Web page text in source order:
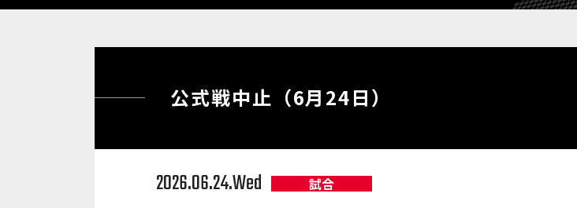
公式戦中止（6月24日）
2026.06.24.Wed 試合